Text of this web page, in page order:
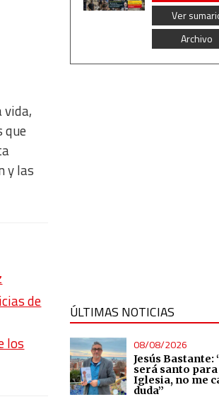
vida,
que
y las
de
los
Ver
Archivo
ÚLTIMAS NOTICIAS
08/08/2026
Jesús Bastante:
será santo
Iglesia, no me
duda”